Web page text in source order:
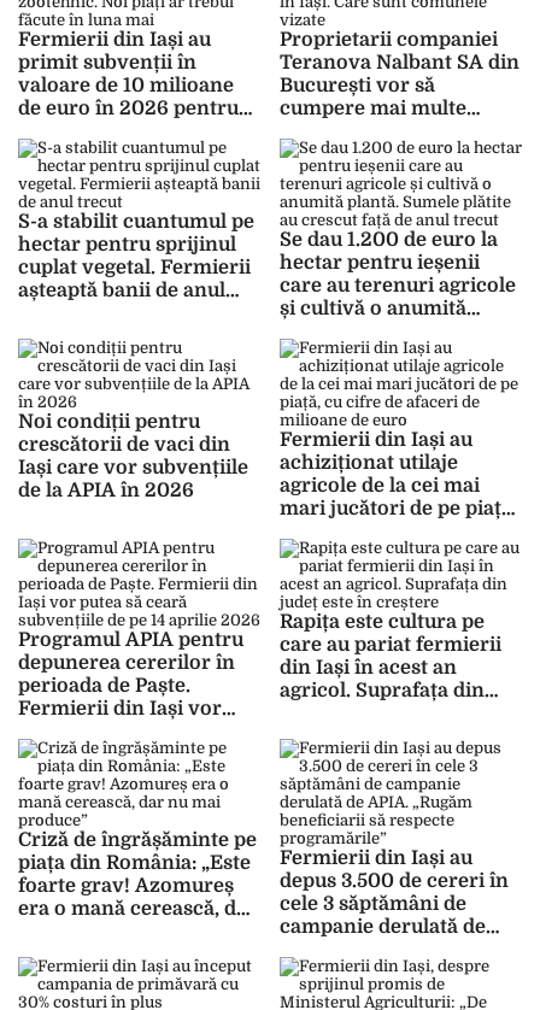
Fermierii din Iași au
primit subvenții în
valoare de 10 milioane
de euro în 2026 pentru
zootehnic. Noi plăți ar
trebui făcute în luna mai
Proprietarii companiei
Teranova Nalbant SA din
București vor să
cumpere mai multe
agricol în Iași. Care sunt
comunele vizate
S-a stabilit cuantumul pe
hectar pentru sprijinul
cuplat vegetal. Fermierii
așteaptă banii de anul
Se dau 1.200 de euro la
hectar pentru ieșenii
care au terenuri agricole
și cultivă o anumită
crescut față de anul
trecut
Noi condiții pentru
crescătorii de vaci din
Iași care vor subvențiile
de la APIA în 2026
Fermierii din Iași au
achiziționat utilaje
agricole de la cei mai
mari jucători de pe piață,
milioane de euro
Programul APIA pentru
depunerea cererilor în
perioada de Paște.
Fermierii din Iași vor
subvențiile de pe 14
aprilie 2026
Rapița este cultura pe
care au pariat fermierii
din Iași în acest an
agricol. Suprafața din
Criză de îngrășăminte pe
piața din România: „Este
foarte grav! Azomureș
era o mană cerească, dar
Fermierii din Iași au
depus 3.500 de cereri în
cele 3 săptămâni de
campanie derulată de
beneficiarii să respecte
programările”